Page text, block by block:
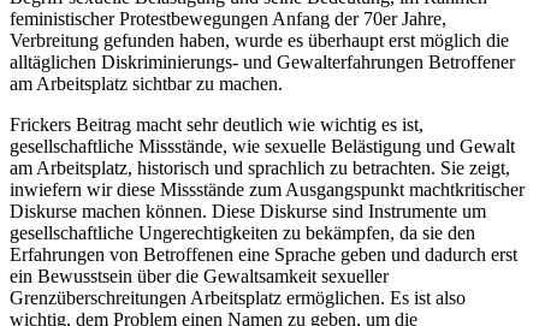
feministischer Protestbewegungen Anfang der 70er Jahre,
Verbreitung gefunden haben, wurde es überhaupt erst möglich die
alltäglichen Diskriminierungs- und Gewalterfahrungen Betroffener
am Arbeitsplatz sichtbar zu machen.
Frickers Beitrag macht sehr deutlich wie wichtig es ist,
gesellschaftliche Missstände, wie sexuelle Belästigung und Gewalt
am Arbeitsplatz, historisch und sprachlich zu betrachten. Sie zeigt,
inwiefern wir diese Missstände zum Ausgangspunkt machtkritischer
Diskurse machen können. Diese Diskurse sind Instrumente um
gesellschaftliche Ungerechtigkeiten zu bekämpfen, da sie den
Erfahrungen von Betroffenen eine Sprache geben und dadurch erst
ein Bewusstsein über die Gewaltsamkeit sexueller
Grenzüberschreitungen Arbeitsplatz ermöglichen. Es ist also
wichtig, dem Problem einen Namen zu geben, um die